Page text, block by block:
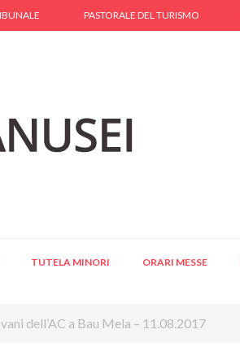
PASTORALE DEL TURISMO
TUTELA MINORI ORARI MESSE
dell’AC a Bau Mela – 11.08.2017